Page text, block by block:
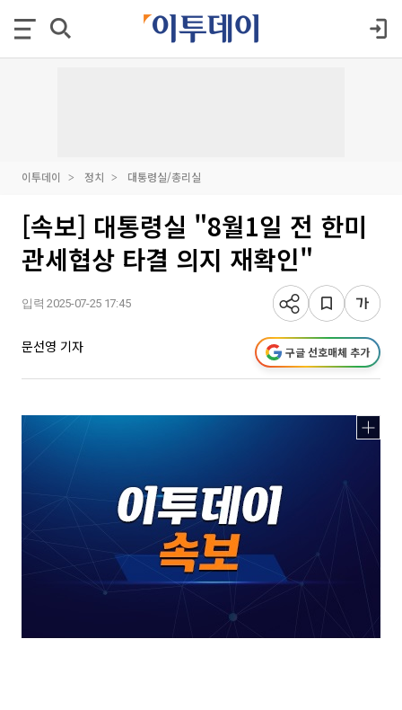
이투데이 정치 대통령실/총리실
[속보] 대통령실 "8월1일 전 한미
관세협상 타결 의지 재확인"
입력 2025-07-25 17:45
문선영 기자 구글 선호매체 추가